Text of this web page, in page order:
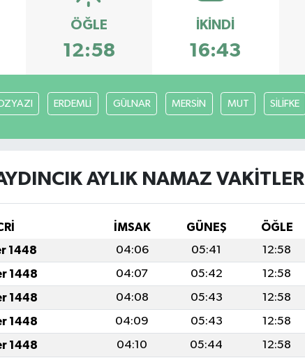
ÖĞLE
12:58
İKINDI
16:43
ERDEMLİ GÜLNAR MERSİN MUT SİLİFKE
AYLIK NAMAZ VAKITLERI
İMSAK GÜNEŞ ÖĞLE
1448 04:06 05:41 12:58
1448 04:07 05:42 12:58
1448 04:08 05:43 12:58
1448 04:09 05:43 12:58
1448 04:10 05:44 12:58